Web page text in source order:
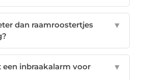
dan raamroostertjes
▼
een inbraakalarm voor
▼